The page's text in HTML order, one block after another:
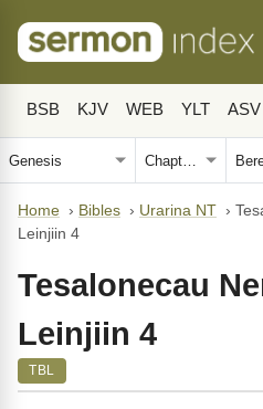
BSB KJV WEB YLT ASV
Home › Bibles › Urarina NT ›
Leinjiin 4
Tesalonecau
Leinjiin 4
TBL